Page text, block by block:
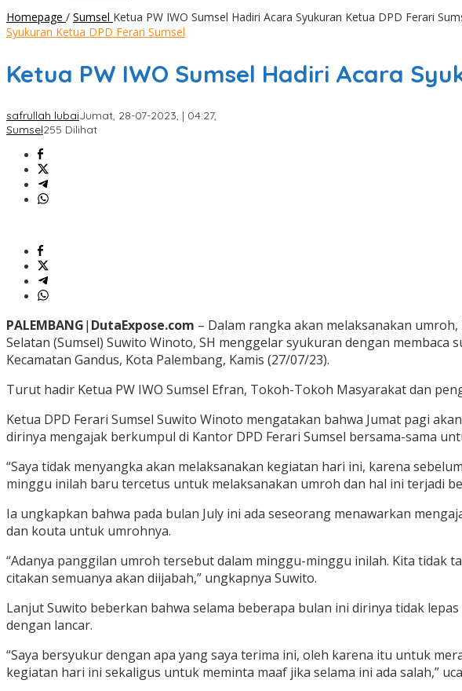
Homepage / Sumsel Ketua PW IWO Sumsel Hadiri Acara Syukuran Ketua DPD Ferari
Syukuran Ketua DPD Ferari Sumsel
Ketua PW IWO Sumsel Hadiri Acara
safrullah lubaiJumat, 28-07-2023, | 04:27,
Sumsel255 Dilihat
PALEMBANG| DutaExpose.com – Dalam rangka akan melaksanakan
Selatan (Sumsel) Suwito Winoto, SH menggelar syukuran dengan membaca
Kecamatan Gandus, Kota Palembang, Kamis (27/07/23).
Turut hadir Ketua PW IWO Sumsel Efran, Tokoh-Tokoh Masyarakat dan
Ketua DPD Ferari Sumsel Suwito Winoto mengatakan bahwa Jumat pagi
dirinya mengajak berkumpul di Kantor DPD Ferari Sumsel bersama-sama
“Saya tidak menyangka akan melaksanakan kegiatan hari ini, karena
minggu inilah baru tercetus untuk melaksanakan umroh dan hal ini terjadi
Ia ungkapkan bahwa pada bulan July ini ada seseorang menawarkan
dan kouta untuk umrohnya.
“Adanya panggilan umroh tersebut dalam minggu-minggu inilah. Kita tidak
citakan semuanya akan diijabah,” ungkapnya Suwito.
Lanjut Suwito beberkan bahwa selama beberapa bulan ini dirinya tidak
dengan lancar.
“Saya bersyukur dengan apa yang saya terima ini, oleh karena itu untuk
kegiatan hari ini sekaligus untuk meminta maaf jika selama ini ada salah,”